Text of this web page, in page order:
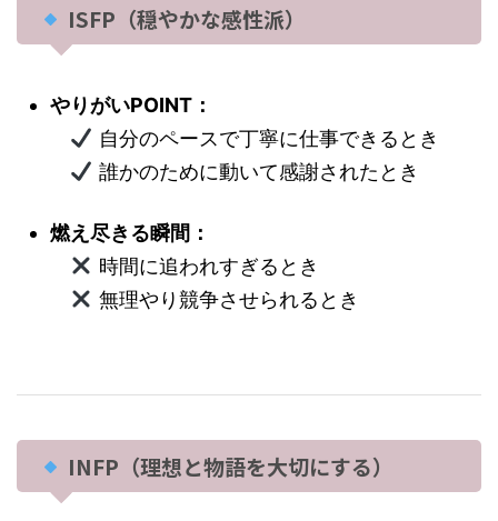
ISFP（穏やかな感性派）
やりがいPOINT：
自分のペースで丁寧に仕事できるとき
誰かのために動いて感謝されたとき
燃え尽きる瞬間：
時間に追われすぎるとき
無理やり競争させられるとき
INFP（理想と物語を大切にする）